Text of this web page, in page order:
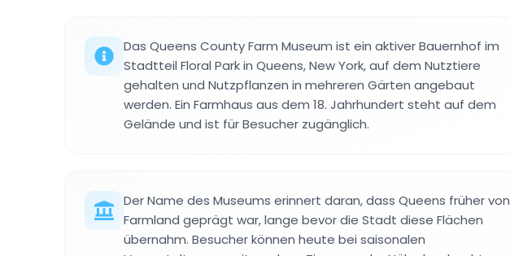
Das Queens County Farm Museum ist ein aktiver Bauernhof im
Stadtteil Floral Park in Queens, New York, auf dem Nutztiere
gehalten und Nutzpflanzen in mehreren Gärten angebaut
werden. Ein Farmhaus aus dem 18. Jahrhundert steht auf dem
Gelände und ist für Besucher zugänglich.
Der Name des Museums erinnert daran, dass Queens früher von
Farmland geprägt war, lange bevor die Stadt diese Flächen
übernahm. Besucher können heute bei saisonalen